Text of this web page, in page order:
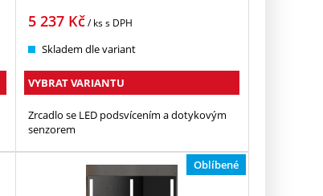
5 237 Kč/ kss DPH
Skladem dle variant
VYBRAT VARIANTU
Zrcadlo se LED podsvícením a dotykovým
senzorem
Oblíbené